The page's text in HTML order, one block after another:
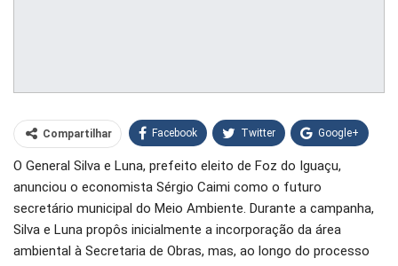
Compartilhar Facebook Twitter Google+
WhatsApp Pinterest
O email
O General Silva e Luna, prefeito eleito de Foz do Iguaçu,
anunciou o economista Sérgio Caimi como o futuro
secretário municipal do Meio Ambiente. Durante a campanha,
Silva e Luna propôs inicialmente a incorporação da área
ambiental à Secretaria de Obras, mas, ao longo do processo